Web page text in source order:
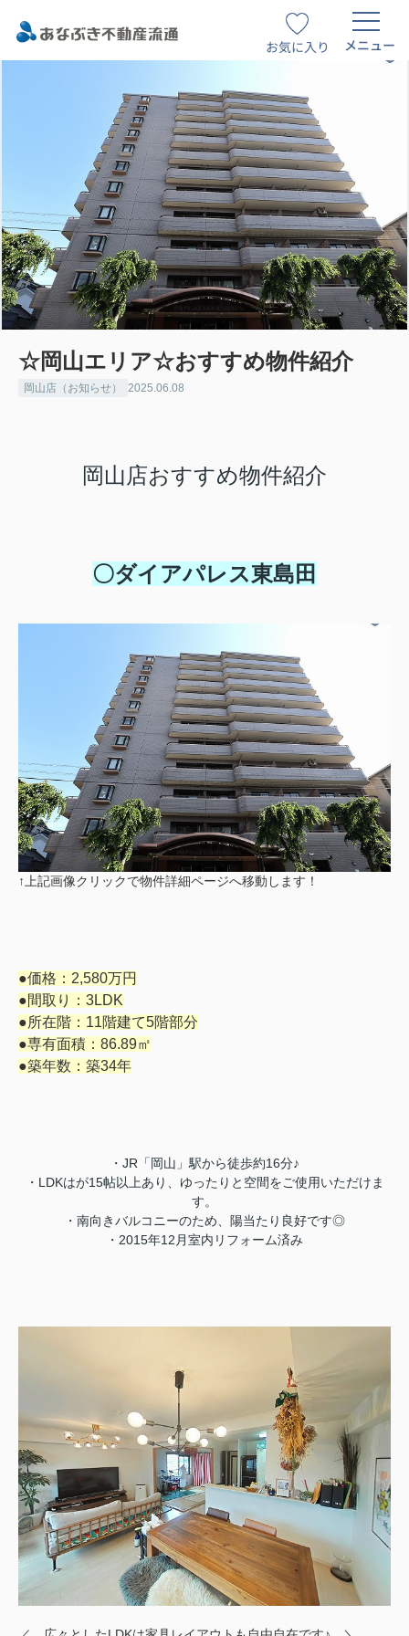
お気に入り メニュー
☆岡山エリア☆おすすめ物件紹介
岡山店（お知らせ） 2025.06.08
岡山店おすすめ物件紹介
〇ダイアパレス東島田
↑上記画像クリックで物件詳細ページへ移動します！
●価格：2,580万円
●間取り：3LDK
●所在階：11階建て5階部分
●専有面積：86.89㎡
●築年数：築34年
・JR「岡山」駅から徒歩約16分♪
・LDKはが15帖以上あり、ゆったりと空間をご使用いただけま
す。
・南向きバルコニーのため、陽当たり良好です◎
・2015年12月室内リフォーム済み